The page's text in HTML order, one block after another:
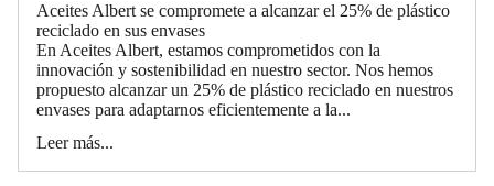
Aceites Albert se compromete a alcanzar el 25% de plástico
reciclado en sus envases
En Aceites Albert, estamos comprometidos con la
innovación y sostenibilidad en nuestro sector. Nos hemos
propuesto alcanzar un 25% de plástico reciclado en nuestros
envases para adaptarnos eficientemente a la...
Leer más...